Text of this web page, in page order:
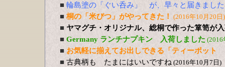
■ 輪島塗の「ぐい呑み」 が、早々と届きました
■ 桐の「米びつ」がやってきた！ (2016年10月20日)
■ ヤマグチ・オリジナル、総桐で作った箪笥が
■ Germany ランチナプキン 入荷しました (2016
■ お気軽に揃えてお出しできる「ティーポッ
■ 古典柄も たまにはいいですね (2016年10月7日)